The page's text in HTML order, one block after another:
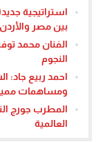
استراتيجية
بين مصر والأردن
الفنان محمد
النجوم
احمد ربيع جاد:
ومساهمات
المطرب جورج
العالمية